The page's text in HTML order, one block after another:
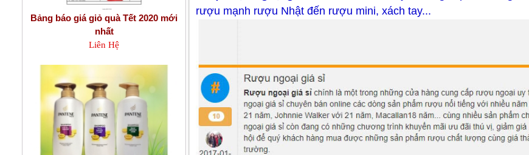
Bảng báo giá giỏ quà Tết 2020 mới
nhất
Liên Hệ
rượu mạnh rượu Nhật đến rượu mini, xách tay...